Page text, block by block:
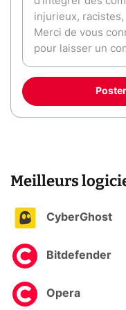
Meilleurs
CyberGhost
Bitdefender
Opera